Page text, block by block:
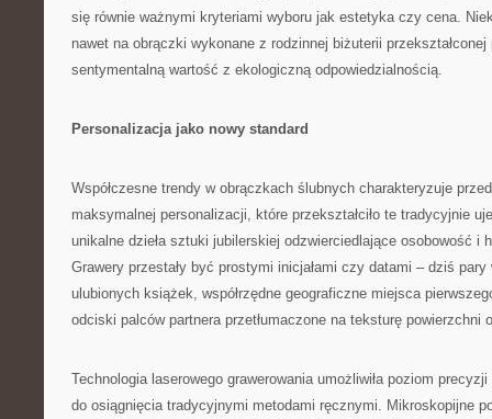
się równie ważnymi kryteriami wyboru jak estetyka czy cena.
nawet na obrączki wykonane z rodzinnej biżuterii
sentymentalną wartość z ekologiczną odpowiedzialnością.
Personalizacja jako nowy standard
Współczesne trendy w obrączkach ślubnych charakteryzuje
maksymalnej personalizacji, które przekształciło te tradycyjnie
unikalne dzieła sztuki jubilerskiej odzwierciedlające osobowość i
Grawery przestały być prostymi inicjałami czy datami – dziś
ulubionych książek, współrzędne geograficzne miejsca
odciski palców partnera przetłumaczone na teksturę powierzchni
Technologia laserowego grawerowania umożliwiła poziom
do osiągnięcia tradycyjnymi metodami ręcznymi. Mikroskopijne